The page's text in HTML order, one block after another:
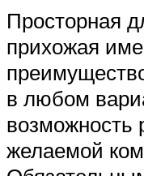
Просторная
прихожая
в любом
возможность
желаемой